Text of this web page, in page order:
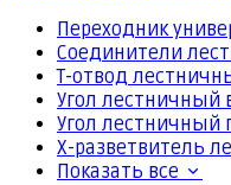
Переходник
Соединители
Т-отвод
Угол лестничный
Угол лестничный
Х-разветвитель
Показать все